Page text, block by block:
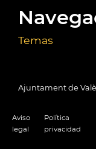
Temas
Ajuntament de
Aviso
legal
Política
privacidad